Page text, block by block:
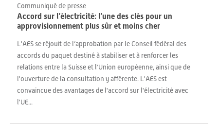
Communiqué de presse
Accord sur l’électricité: l’une des clés pour un
approvisionnement plus sûr et moins cher
L'AES se réjouit de l’approbation par le Conseil fédéral des
accords du paquet destiné à stabiliser et à renforcer les
relations entre la Suisse et l’Union européenne, ainsi que de
l'ouverture de la consultation y afférente. L'AES est
convaincue des avantages de l'accord sur l'électricité avec
l'UE...